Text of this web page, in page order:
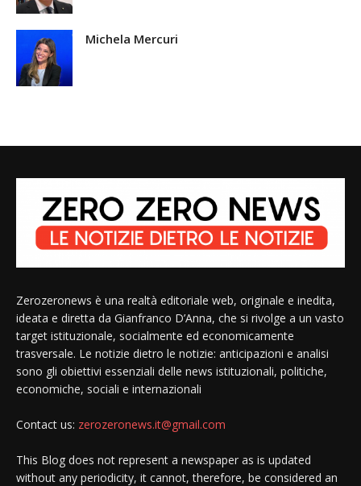
Michela Mercuri
Zerozeronews è una realtà editoriale web, originale e inedita,
ideata e diretta da Gianfranco D’Anna, che si rivolge a un vasto
target istituzionale, socialmente ed economicamente
trasversale. Le notizie dietro le notizie: anticipazioni e analisi
sono gli obiettivi essenziali delle news istituzionali, politiche,
economiche, sociali e internazionali
Contact us: zerozeronews.it@gmail.com
This Blog does not represent a newspaper as is updated
without any periodicity, it cannot, therefore, be considered an